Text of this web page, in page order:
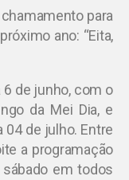
para
ano: “Eita,
6 de junho, com o
da Mei Dia, e
04 de julho. Entre
a programação
em todos